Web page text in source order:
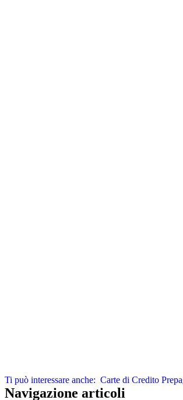
Ti può interessare anche: Carte di Credito
Navigazione articoli